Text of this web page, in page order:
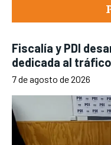
Fiscalía y PDI
dedicada al
7 de agosto de 2026